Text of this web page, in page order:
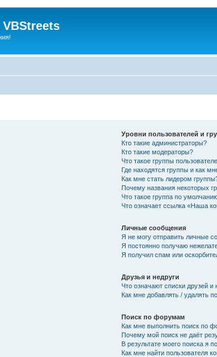
Уровни пользователей и
Кто такие администраторы?
Кто такие модераторы?
Что такое группы
Где находятся группы и как
Как мне стать лидером
Почему названия некоторых
Что такое группа по
Что означает ссылка «Наша
Личные сообщения
Я не могу отправить личные
Я постоянно получаю
Я получил спам или
Друзья и недруги
Что означают списки друзей и
Как мне добавлять / удалять
Поиск по форумам
Как мне выполнить поиск по
Почему мой поиск не даёт
В результате моего поиска я
Как мне найти пользователя